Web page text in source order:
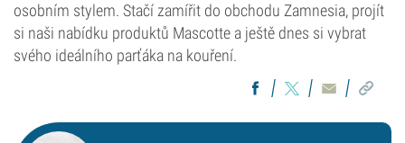
osobním stylem. Stačí zamířit do obchodu Zamnesia, projít
si naši nabídku produktů Mascotte a ještě dnes si vybrat
svého ideálního parťáka na kouření.